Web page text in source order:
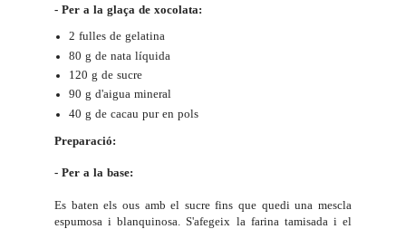
- Per a la glaça de xocolata:
2 fulles de gelatina
80 g de nata líquida
120 g de sucre
90 g d'aigua mineral
40 g de cacau pur en pols
Preparació:
- Per a la base:
Es baten els ous amb el sucre fins que quedi una mescla
espumosa i blanquinosa. S'afegeix la farina tamisada i el